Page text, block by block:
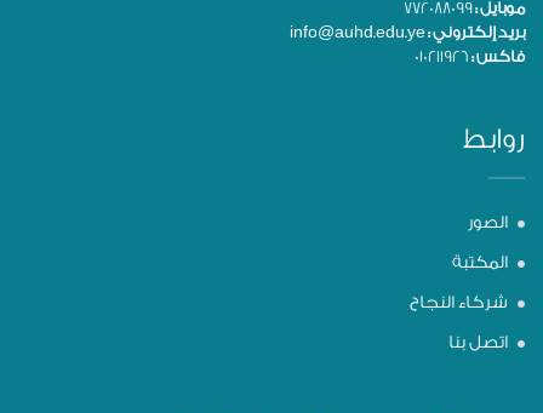
موبايل :
بريد إلكتروني :
فاكس :
روابط
الصور
المكتبة
شركاء النجاح
اتصل بنا